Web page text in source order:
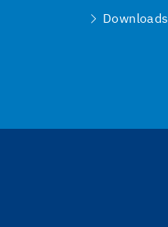
Downloads